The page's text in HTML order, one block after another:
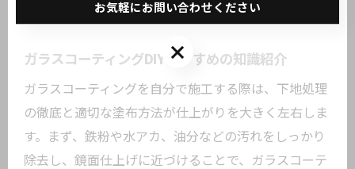
にするのがおすすめです。
ガラスコーティングDIYおすすめの知識紹介
ガラスコーティングを自分で施工する際は、下地処理
の徹底と適切な塗布方法が仕上がりを大きく左右しま
す。まず、鉄粉や水アカ、油分などの汚れをしっかり
除去し、鏡面仕上げに近づけることで、ガラスコーテ
お気軽にお問い合わせください
お気軽にお問い合わせください